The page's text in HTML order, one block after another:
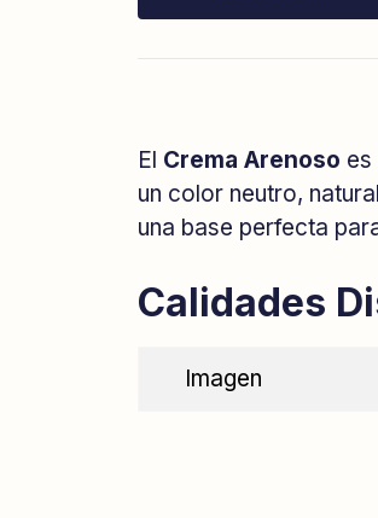
El Crema Arenoso es
un color neutro,
una base perfecta
Calidades
Imagen